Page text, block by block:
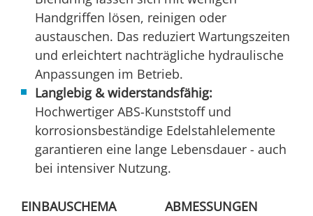
Handgriffen lösen, reinigen oder
austauschen. Das reduziert Wartungszeiten
und erleichtert nachträgliche hydraulische
Anpassungen im Betrieb.
Langlebig & widerstandsfähig:
Hochwertiger ABS-Kunststoff und
korrosionsbeständige Edelstahlelemente
garantieren eine lange Lebensdauer - auch
bei intensiver Nutzung.
EINBAUSCHEMA ABMESSUNGEN